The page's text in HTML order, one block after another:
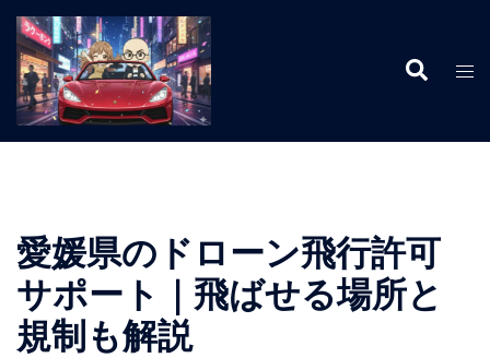
検
索
ト
愛媛県のドローン飛行許可
サポート｜飛ばせる場所と
規制も解説